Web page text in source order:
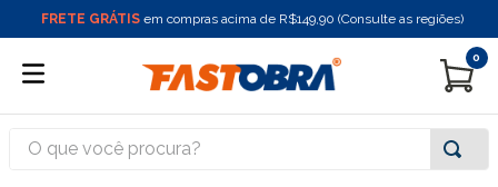
FRETE GRÁTIS em compras acima de R$149,90 (Consulte as regiões)
0
O que você procura?